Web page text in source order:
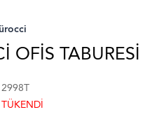
OFIS TABURESI
2998T
TÜKENDİ